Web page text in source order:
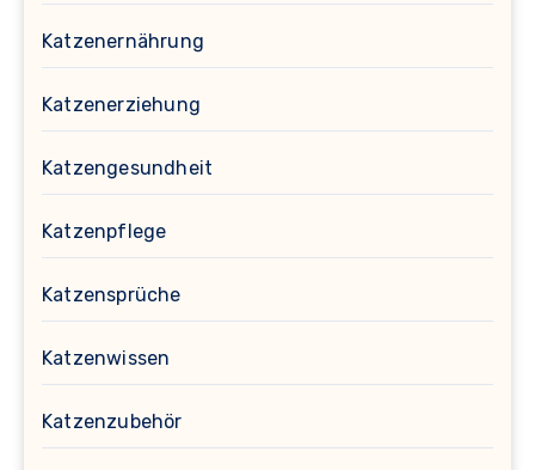
Katzenernährung
Katzenerziehung
Katzengesundheit
Katzenpflege
Katzensprüche
Katzenwissen
Katzenzubehör